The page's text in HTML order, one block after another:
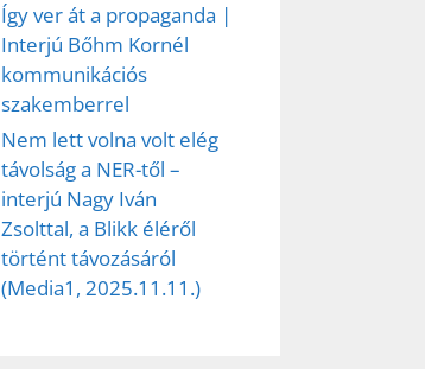
Így ver át a propaganda |
Interjú Bőhm Kornél
kommunikációs
szakemberrel
Nem lett volna volt elég
távolság a NER-től –
interjú Nagy Iván
Zsolttal, a Blikk éléről
történt távozásáról
(Media1, 2025.11.11.)